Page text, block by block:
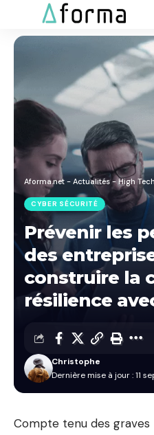
Aforma.net - Actualités - High
CYBER SÉCURITÉ
Prévenir les
des
construire la
résilience
Dernière mise à jour : 11
Christophe
Compte tenu des